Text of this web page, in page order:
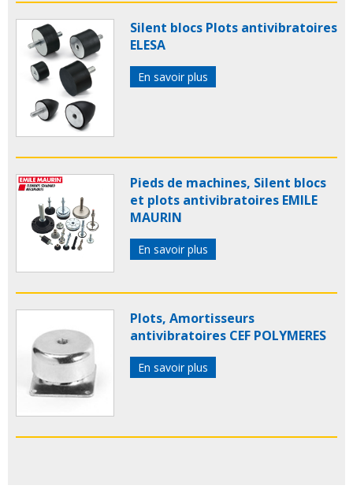
Silent blocs Plots antivibratoires
ELESA
En savoir plus
Pieds de machines, Silent blocs
et plots antivibratoires EMILE
MAURIN
En savoir plus
Plots, Amortisseurs
antivibratoires CEF POLYMERES
En savoir plus